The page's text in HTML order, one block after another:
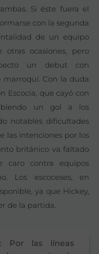
Si éste fuera el
con la segunda
de un equipo
ocasiones, pero
un debut con
Con la duda
Escocia, que cayó con
un gol a los
notables dificultades
las intenciones por los
británico va faltado
caro contra equipos
Los escoceses, en
ya que Hickey,
de la partida.
Por las líneas